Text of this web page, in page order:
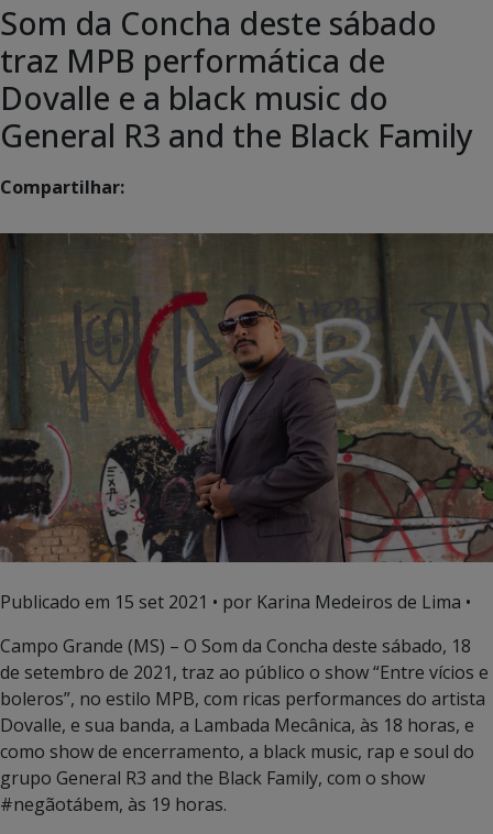
Som da Concha deste sábado
traz MPB performática de
Dovalle e a black music do
General R3 and the Black Family
Compartilhar:
Publicado em 15 set 2021 • por Karina Medeiros de Lima •
Campo Grande (MS) – O Som da Concha deste sábado, 18
de setembro de 2021, traz ao público o show “Entre vícios e
boleros”, no estilo MPB, com ricas performances do artista
Dovalle, e sua banda, a Lambada Mecânica, às 18 horas, e
como show de encerramento, a black music, rap e soul do
grupo General R3 and the Black Family, com o show
#negãotábem, às 19 horas.